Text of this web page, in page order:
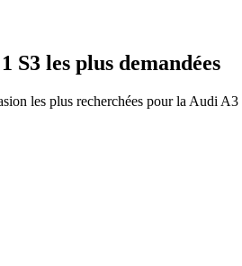
S3 les plus demandées
les plus recherchées pour la Audi